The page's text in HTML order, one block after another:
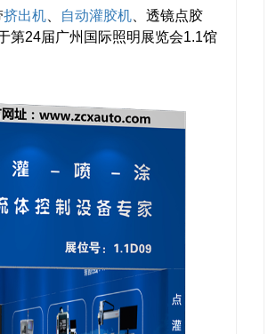
挤出机 自动灌胶机 、透镜点胶
第24届广州国际照明展览会1.1馆